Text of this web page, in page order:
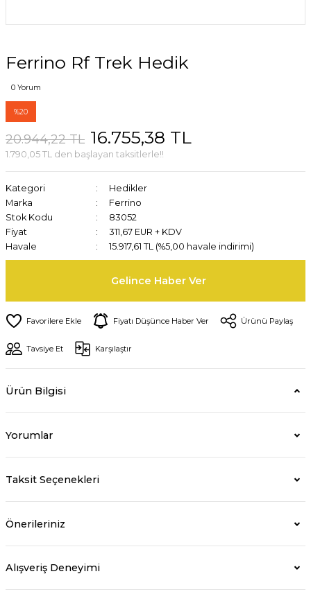
Ferrino Rf Trek Hedik
0 Yorum
%20
20.944,22 TL 16.755,38 TL
1.790,05 TL den başlayan taksitlerle!!
Kategori
Hedikler
Marka
Ferrino
Stok Kodu
83052
Fiyat
311,67 EUR + KDV
Havale
15.917,61 TL (%5,00 havale indirimi)
Gelince Haber Ver
Fiyatı Düşünce Haber Ver Ürünü Paylaş
Tavsiye Et Karşılaştır
Ürün Bilgisi
Yorumlar
Taksit Seçenekleri
Önerileriniz
Alışveriş Deneyimi